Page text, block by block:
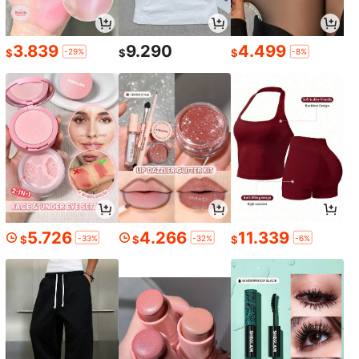
Ahorro de $251
-14% Últimos 1 días 2/5 pares de calcetines invisibles de algodón puro y multicolor para mujer, estilo para padres e hijos, alta elasticidad, antibacteriano y desodorante, suave y cómodo, adecuado para todas las estaciones, tejido de punto transpirable, minimalista, adecuado para el hogar, ir al trabajo, fiestas, viajes de ocio, regalo para vacaciones
#9 Más vendidos
en Festival de música Calcetines invisibles para m
$1.539
Estimado
$ 2.415
-10% Últimos 1 días 4 pares de calcetines de barco de unicolor con diseño de gato de dibujos animados para mujer, patrón bordado de dibujos animados lindos, delgados para el verano, suaves, cómodos y transpirables, adecuados para uso diario y regalos de vacaciones
#7 Más vendidos
en Mes del Orgullo Calcetines invisibles para muje
3.771
$3.839 -29% $9.290 $4.499 -8%
$5.726 -33% $4.266 -32% $11.339 -6%